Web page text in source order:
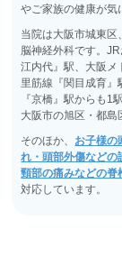
やご家族の健康が気
当院は大阪市城東
脳神経外科です。
江内代』駅、大阪メ
里筋線『関目成育』
『京橋』駅からも1
大阪市の旭区・都島
そのほか、 お子様の
れ・頭部外傷などの
頸部の痛みなどの脊
対応しています。